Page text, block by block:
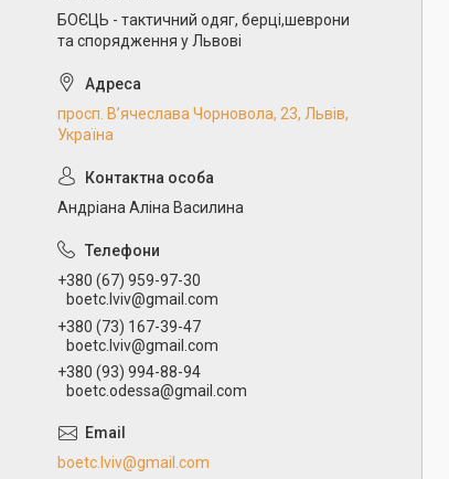
БОЄЦЬ - тактичний одяг, берці,шеврони
та спорядження у Львові
просп. В’ячеслава Чорновола, 23, Львів,
Україна
Андріана Аліна Василина
+380 (67) 959-97-30
boetc.lviv@gmail.com
+380 (73) 167-39-47
boetc.lviv@gmail.com
+380 (93) 994-88-94
boetc.odessa@gmail.com
boetc.lviv@gmail.com